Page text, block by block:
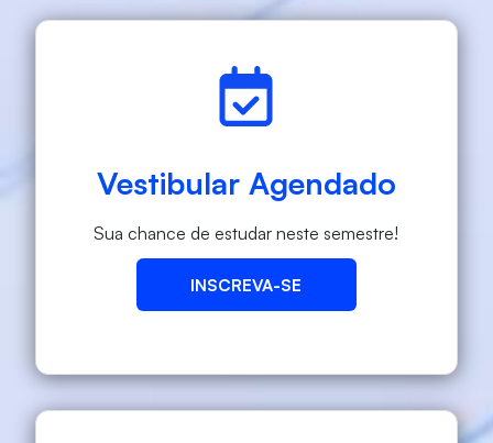
Vestibular Agendado
Sua chance de estudar neste semestre!
INSCREVA-SE